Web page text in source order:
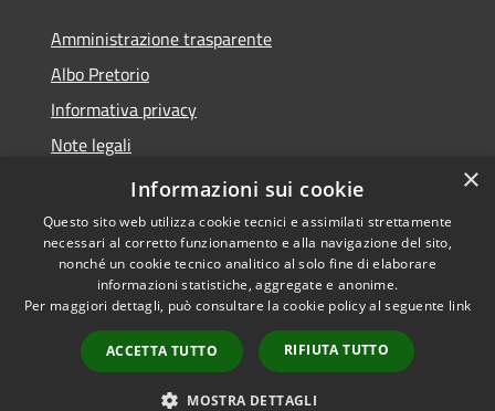
Amministrazione trasparente
Albo Pretorio
Informativa privacy
Note legali
Dichiarazione di accessibilità
Accessibilità
Copyright © 2026 • Città di
Vimercate • Powered by
Municipium•
Accesso
redazione
×
Informazioni sui cookie
Questo sito web utilizza cookie tecnici e assimilati strettamente
necessari al corretto funzionamento e alla navigazione del sito,
nonché un cookie tecnico analitico al solo fine di elaborare
informazioni statistiche, aggregate e anonime.
Per maggiori dettagli, può consultare la cookie policy al seguente link
ACCETTA TUTTO RIFIUTA TUTTO
MOSTRA DETTAGLI